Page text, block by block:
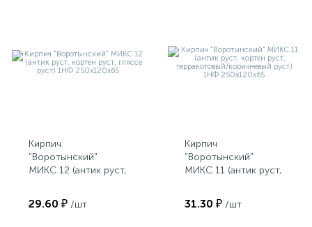
Кирпич
"Воротынский"
МИКС 12 (антик руст,
руст) 1НФ
250х120х65
29.60 ₽ /шт
Кирпич
"Воротынский"
МИКС 11 (антик руст,
терракотовый/
коричневый руст)
31.30 ₽ /шт